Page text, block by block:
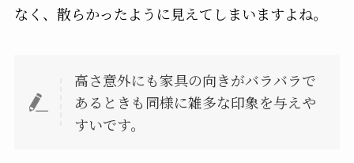
なく、散らかったように見えてしまいますよね。
高さ意外にも家具の向きがバラバラで
あるときも同様に雑多な印象を与えや
すいです。